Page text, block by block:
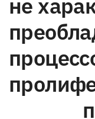
______